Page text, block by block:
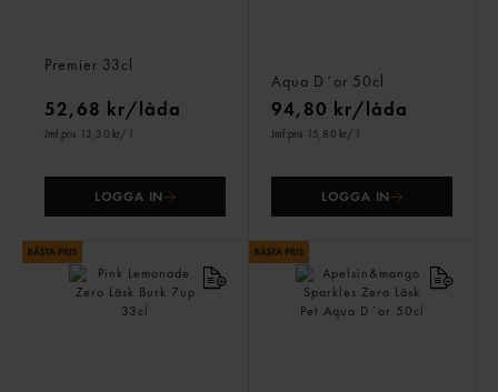
Premier 33cl
52,68 kr/låda
Jmf.pris 13,30 kr/ l
LOGGA IN
Aqua D´or 50cl
94,80 kr/låda
Jmf.pris 15,80 kr/ l
LOGGA IN